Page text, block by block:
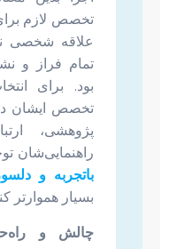
تخصص لازم
علاقه شخصی
تمام فراز و
بود. برای
تخصص ایشان
پژوهشی،
راهنمایی‌شان
باتجربه و
بسیار هموارتر
چالش و